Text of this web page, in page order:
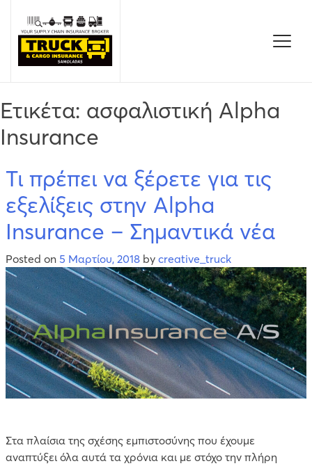
content
Ετικέτα: ασφαλιστική Alpha
Insurance
Τι πρέπει να ξέρετε για τις
εξελίξεις στην Alpha
Insurance – Σημαντικά νέα
Posted on 5 Μαρτίου, 2018 by creative_truck
Στα πλαίσια της σχέσης εμπιστοσύνης που έχουμε
αναπτύξει όλα αυτά τα χρόνια και με στόχο την πλήρη